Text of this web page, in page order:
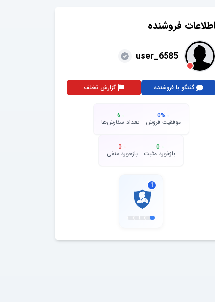
اطلاعات فروشنده
user_6585
گفتگو با فروشنده گزارش تخلف
0%
موفقیت فروش
6
تعداد سفارش‌ها
0
بازخورد مثبت
0
بازخورد منفی
1